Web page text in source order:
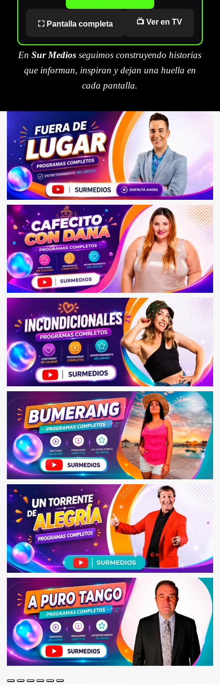
⛶ Pantalla completa 📺 Ver en TV
EnSur Medios seguimos construyendo historias
que informan, inspiran y dejan una huella en
cada pantalla.